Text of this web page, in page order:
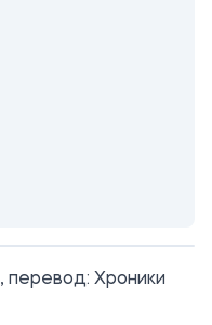
, перевод: Хроники